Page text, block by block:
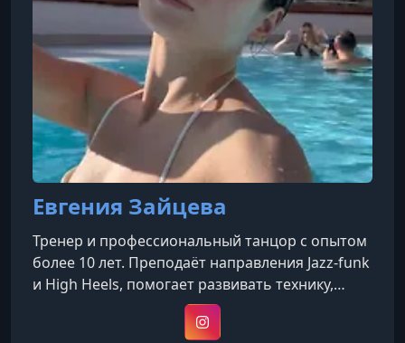
Евгения Зайцева
Тренер и профессиональный танцор с опытом
более 10 лет. Преподаёт направления Jazz-funk
и High Heels, помогает развивать технику,
пластику и уверенность в танце.
Instagram